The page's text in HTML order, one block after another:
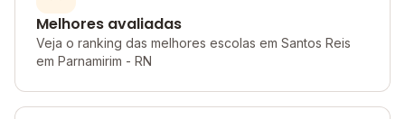
Melhores avaliadas
Veja o ranking das melhores escolas em Santos Reis
em Parnamirim - RN